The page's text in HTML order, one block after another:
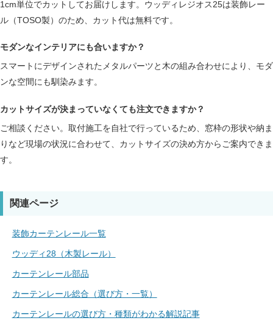
1cm単位でカットしてお届けします。ウッディレジオス25は装飾レー
ル（TOSO製）のため、カット代は無料です。
モダンなインテリアにも合いますか？
スマートにデザインされたメタルパーツと木の組み合わせにより、モダ
ンな空間にも馴染みます。
カットサイズが決まっていなくても注文できますか？
ご相談ください。取付施工を自社で行っているため、窓枠の形状や納ま
りなど現場の状況に合わせて、カットサイズの決め方からご案内できま
す。
関連ページ
装飾カーテンレール一覧
ウッディ28（木製レール）
カーテンレール部品
カーテンレール総合（選び方・一覧）
カーテンレールの選び方・種類がわかる解説記事